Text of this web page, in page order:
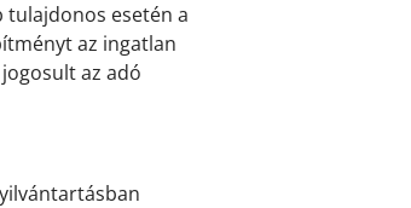
tulajdonos esetén a
az ingatlan
az adó